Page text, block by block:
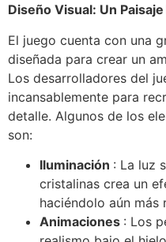
Diseño Visual: Un
El juego cuenta con una
diseñada para crear un
Los desarrolladores del
incansablemente para
detalle. Algunos de los
son:
Iluminación : La luz
cristalinas crea un
haciéndolo aún más
Animaciones : Los